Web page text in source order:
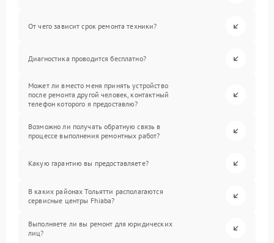
От чего зависит срок ремонта техники?
Диагностика проводится бесплатно?
Может ли вместо меня принять устройство
после ремонта другой человек, контактный
телефон которого я предоставлю?
Возможно ли получать обратную связь в
процессе выполнения ремонтных работ?
Какую гарантию вы предоставляете?
В каких районах Тольятти располагаются
сервисные центры Fhiaba?
Выполняете ли вы ремонт для юридических
лиц?